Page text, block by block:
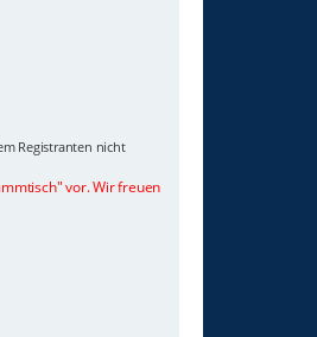
Registranten nicht
vor. Wir freuen